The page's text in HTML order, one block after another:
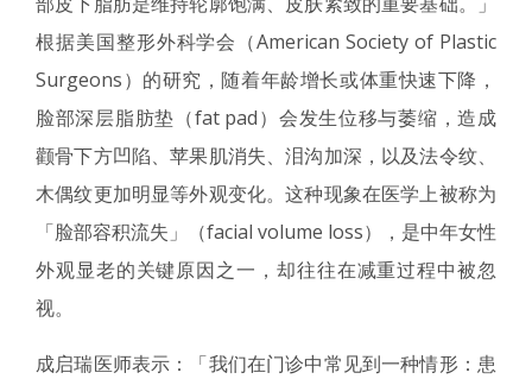
根据美国整形外科学会（American Society of Plastic
Surgeons）的研究，随着年龄增长或体重快速下降，
脸部深层脂肪垫（fat pad）会发生位移与萎缩，造成
颧骨下方凹陷、苹果肌消失、泪沟加深，以及法令纹、
木偶纹更加明显等外观变化。这种现象在医学上被称为
「脸部容积流失」（facial volume loss），是中年女性
外观显老的关键原因之一，却往往在减重过程中被忽
视。
成启瑞医师表示：「我们在门诊中常见到一种情形：患